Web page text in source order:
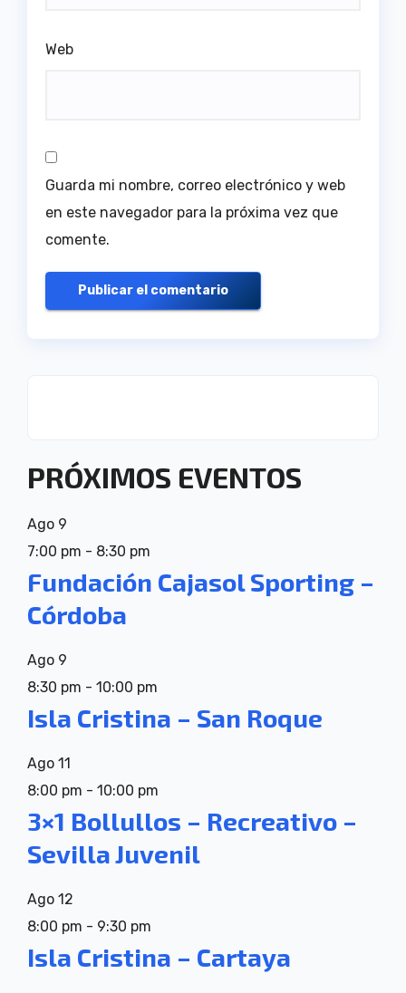
Web
Guarda mi nombre, correo electrónico y web
en este navegador para la próxima vez que
comente.
PRÓXIMOS EVENTOS
Ago 9
7:00 pm - 8:30 pm
Fundación Cajasol Sporting –
Córdoba
Ago 9
8:30 pm - 10:00 pm
Isla Cristina – San Roque
Ago 11
8:00 pm - 10:00 pm
3×1 Bollullos – Recreativo –
Sevilla Juvenil
Ago 12
8:00 pm - 9:30 pm
Isla Cristina – Cartaya